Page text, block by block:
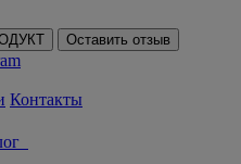
Оставить отзыв
Контакты